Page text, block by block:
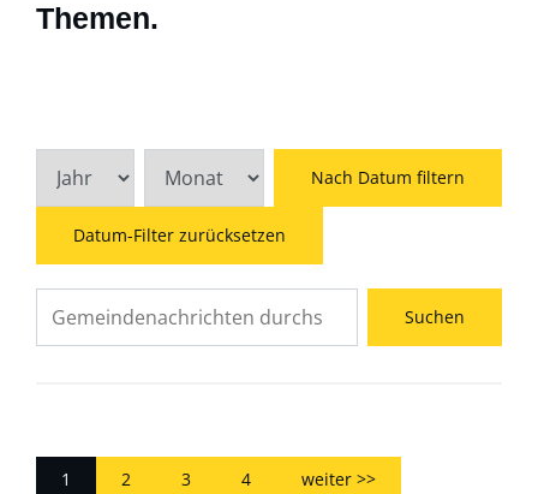
Themen.
Nach Datum filtern
Datum-Filter zurücksetzen
1 2 3 4 weiter >>